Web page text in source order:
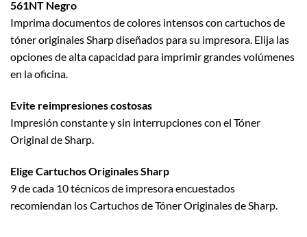
561NT Negro
Imprima documentos de colores intensos con cartuchos de
tóner originales Sharp diseñados para su impresora. Elija las
opciones de alta capacidad para imprimir grandes volúmenes
en la oficina.
Evite reimpresiones costosas
Impresión constante y sin interrupciones con el Tóner
Original de Sharp.
Elige Cartuchos Originales Sharp
9 de cada 10 técnicos de impresora encuestados
recomiendan los Cartuchos de Tóner Originales de Sharp.